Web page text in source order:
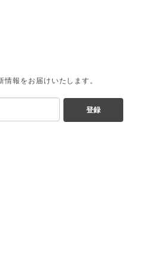
報をお届けいたします。
登録